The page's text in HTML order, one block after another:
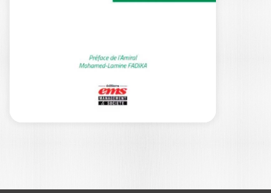
Le 10 mars 1893, de par la volonté
politique des administrateurs et des…